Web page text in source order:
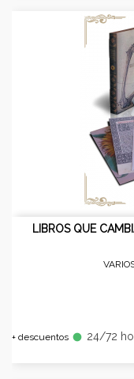
LIBROS QUE
+ descuentos fiber_manual_record 24/72